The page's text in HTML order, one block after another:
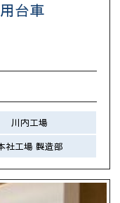
台車
川内工場
社工場 製造部